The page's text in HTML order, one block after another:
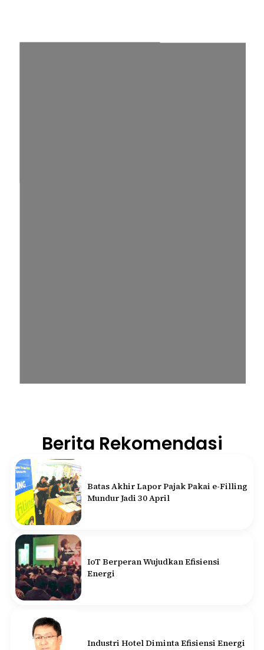
Berita Rekomendasi
Batas Akhir Lapor Pajak Pakai e-Filling
Mundur Jadi 30 April
IoT Berperan Wujudkan Efisiensi
Energi
Industri Hotel Diminta Efisiensi Energi